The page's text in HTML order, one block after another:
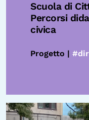
Scuola di
Percorsi
civica
Progetto |